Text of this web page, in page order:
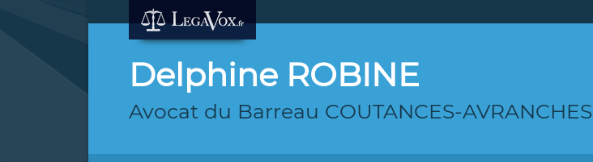
Delphine ROBINE
Avocat du Barreau COUTANCES-AVRANCHES